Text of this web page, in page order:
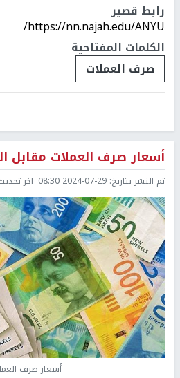
رابط قصير
https://nn.najah.edu/ANYU/
الكلمات المفتاحية
صرف العملات
أسعار صرف العملات مقابل
تم النشر بتاريخ: 2024-07-29 08:30 اخر
أسعار صرف